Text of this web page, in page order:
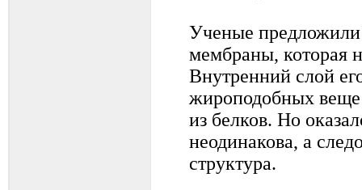
Ученые
мембраны, которая
Внутренний слой
жироподобных
из белков. Но
неодинакова, а
структура.